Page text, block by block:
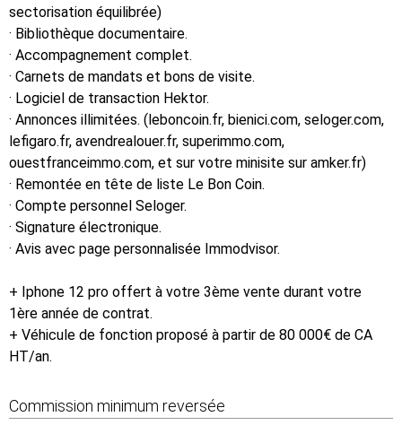
sectorisation équilibrée)
· Bibliothèque documentaire.
· Accompagnement complet.
· Carnets de mandats et bons de visite.
· Logiciel de transaction Hektor.
· Annonces illimitées. (leboncoin.fr, bienici.com, seloger.com,
lefigaro.fr, avendrealouer.fr, superimmo.com,
ouestfranceimmo.com, et sur votre minisite sur amker.fr)
· Remontée en tête de liste Le Bon Coin.
· Compte personnel Seloger.
· Signature électronique.
· Avis avec page personnalisée Immodvisor.
+ Iphone 12 pro offert à votre 3ème vente durant votre
1ère année de contrat.
+ Véhicule de fonction proposé à partir de 80 000€ de CA
HT/an.
Commission minimum reversée